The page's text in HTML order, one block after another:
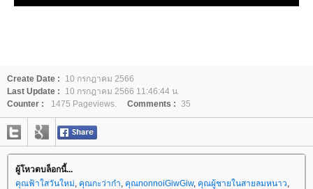
Create Date :
10 กรกฎาคม 2566
Last Update :
10 กรกฎาคม 2566 11:46:44 น.
Counter :
1475 Pageviews. Comments : 35
ผู้โหวตบล็อกนี้...
คุณฟ้าใสวันใหม่, คุณกะว่าก๋า, คุณnonnoiGiwGiw, คุณผู้ชายในสายลมหนาว,